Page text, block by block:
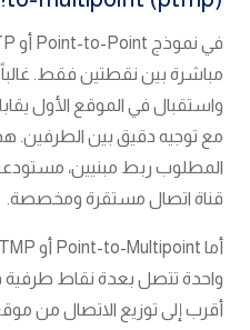
مباشرة بين نقطتين فقط.
واستقبال في الموقع الأول
مع توجيه دقيق بين الطرفين.
المطلوب ربط مبنيين،
قناة اتصال مستقرة ومخصصة.
واحدة تتصل بعدة نقاط طرفية
أقرب إلى توزيع الاتصال من